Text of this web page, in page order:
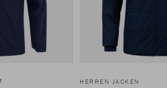
HERREN JACKEN